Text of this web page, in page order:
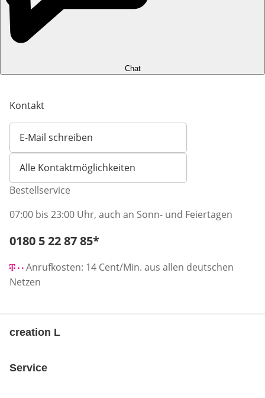
Chat
Kontakt
E-Mail schreiben
Öffnet E-Mail-Client
Alle Kontaktmöglichkeiten
Bestellservice
07:00 bis 23:00 Uhr, auch an Sonn- und Feiertagen
Telefonnummer:
0180 5 22 87 85*
Anrufkosten: 14 Cent/Min. aus allen deutschen
Netzen
creation L
Service